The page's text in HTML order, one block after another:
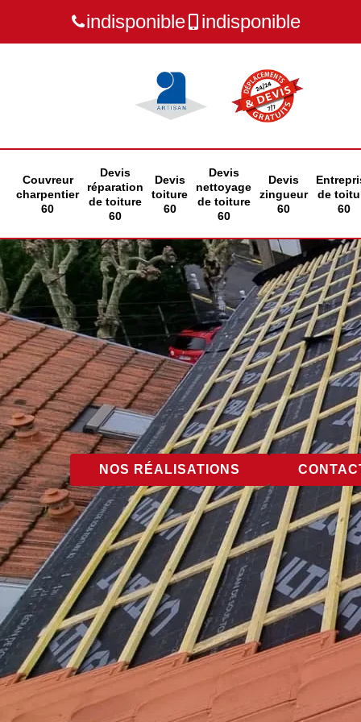
indisponible indisponible
Couvreur
charpentier
60
Devis
réparation
de toiture
60
Devis
toiture
60
Devis
nettoyage
de toiture
60
Devis
zingueur
60
de
60
NOS RÉALISATIONS